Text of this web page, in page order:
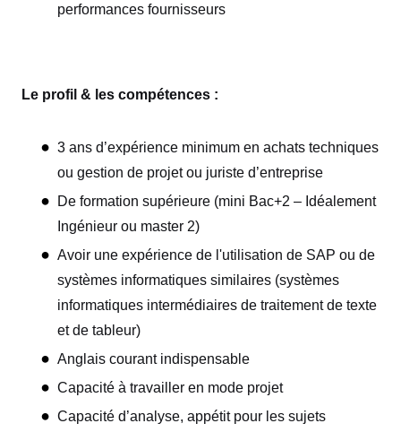
performances fournisseurs
Le profil & les compétences :
3 ans d’expérience minimum en achats techniques
ou gestion de projet ou juriste d’entreprise
De formation supérieure (mini Bac+2 – Idéalement
Ingénieur ou master 2)
Avoir une expérience de l'utilisation de SAP ou de
systèmes informatiques similaires (systèmes
informatiques intermédiaires de traitement de texte
et de tableur)
Anglais courant indispensable
Capacité à travailler en mode projet
Capacité d’analyse, appétit pour les sujets